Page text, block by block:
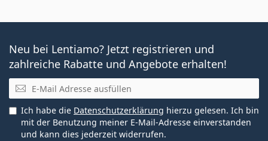
Neu bei Lentiamo? Jetzt registrieren und
zahlreiche Rabatte und Angebote erhalten!
E-Mail
Ich habe die Datenschutzerklärung hierzu gelesen. Ich bin
mit der Benutzung meiner E-Mail-Adresse einverstanden
und kann dies jederzeit widerrufen.